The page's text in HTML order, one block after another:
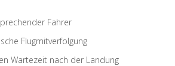
Fahrer
Flugmitverfolgung
Wartezeit nach der Landung